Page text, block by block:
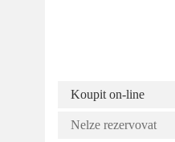
Koupit on-line
Nelze rezervovat